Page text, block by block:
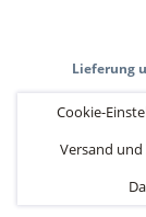
Lieferung
Cookie-
Versand